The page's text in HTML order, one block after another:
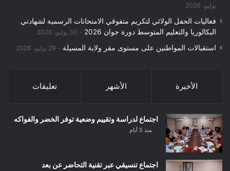
يوليو، 2026
فعاليات الحفل الولائي لتكريم متفوقي الامتحانات الرسمية لشهادتي
البكالوريا والتعليم المتوسط دورة جوان 2026
30 يوليو، 2026
استقبالات المواطنين على مستوى مقر ولاية المسيلة 29 يوليو، 2026
الأخيرة الأشهر تعليقات
اجتماع لدراسة وتقييم وضعية توفر الخضر والفواكه
منذ 5 أيام
اجتماع تنسيقي عبر تقنية التحاضر عن بعد